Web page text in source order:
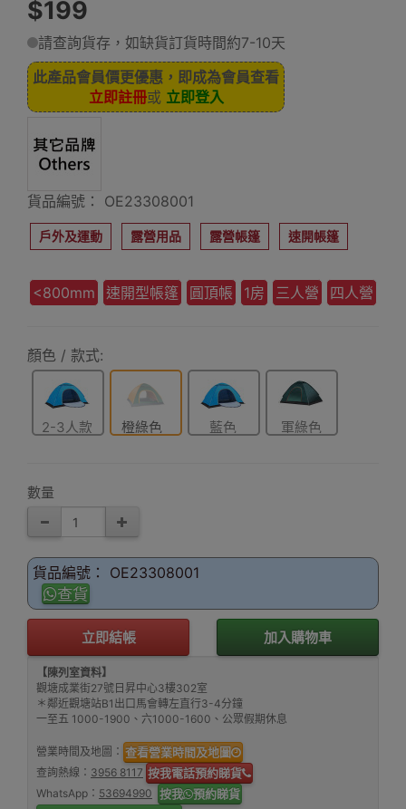
$199
請查詢貨存，如缺貨訂貨時間約7-10天
此產品會員價更優惠，即成為會員查看
立即註冊或 立即登入
貨品編號： OE23308001
戶外及運動 露營用品 露營帳篷 速開帳篷
<800mm 速開型帳篷 圓頂帳 1房 三人營 四人營
顏色 / 款式:
2-3人款 橙綠色 藍色 軍綠色
數量
貨品編號： OE23308001
查貨
立即結帳 加入購物車
【陳列室資料】
觀塘成業街27號日昇中心3樓302室
＊鄰近觀塘站B1出口馬會轉左直行3-4分鐘
一至五 1000-1900、六1000-1600、公眾假期休息
營業時間及地圖： 查看營業時間及地圖
查詢熱線： 3956 8117 按我電話預約睇貨
WhatsApp： 53694990 按我 預約睇貨